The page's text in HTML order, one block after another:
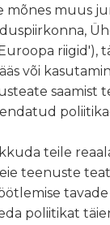
mõnes muus
riigid'),
või
saamist
teile
teenuste
tavade
poliitikat